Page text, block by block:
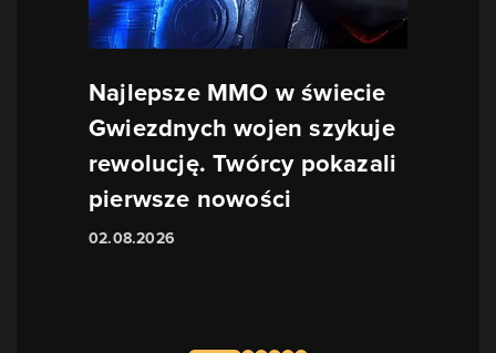
Najlepsze MMO w świecie
Gwiezdnych wojen szykuje
rewolucję. Twórcy pokazali
pierwsze nowości
02.08.2026